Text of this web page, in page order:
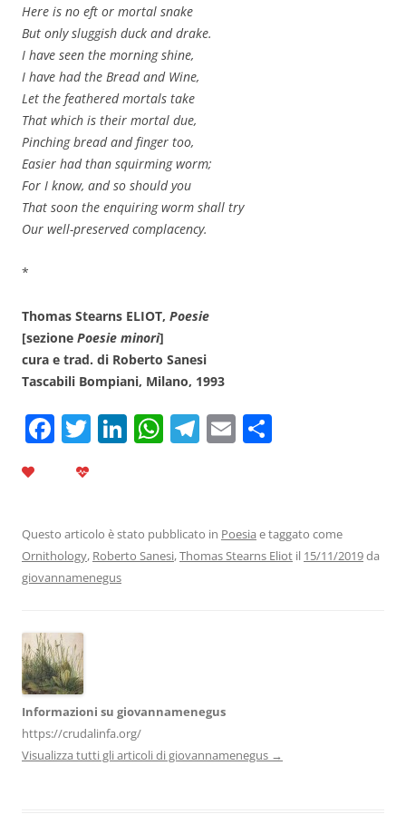
Here is no eft or mortal snake
But only sluggish duck and drake.
I have seen the morning shine,
I have had the Bread and Wine,
Let the feathered mortals take
That which is their mortal due,
Pinching bread and finger too,
Easier had than squirming worm;
For I know, and so should you
That soon the enquiring worm shall try
Our well-preserved complacency.
*
Thomas Stearns ELIOT, Poesie
[sezione Poesie minori]
cura e trad. di Roberto Sanesi
Tascabili Bompiani, Milano, 1993
F
b
o
k
T Li
dI
n
W
A
p
T
a
m
E
vi
di
Questo articolo è stato pubblicato in Poesia e taggato come
Ornithology, Roberto Sanesi,Thomas Stearns Eliot il 15/11/2019da
giovannamenegus
Informazioni su giovannamenegus
https://crudalinfa.org/
Visualizza tutti gli articoli di giovannamenegus →